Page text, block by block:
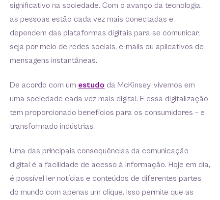
significativo na sociedade. Com o avanço da tecnologia,
as pessoas estão cada vez mais conectadas e
dependem das plataformas digitais para se comunicar,
seja por meio de redes sociais, e-mails ou aplicativos de
mensagens instantâneas.
De acordo com um estudo da McKinsey, vivemos em
uma sociedade cada vez mais digital. E essa digitalização
tem proporcionado benefícios para os consumidores – e
transformado indústrias.
Uma das principais consequências da comunicação
digital é a facilidade de acesso à informação. Hoje em dia,
é possível ler notícias e conteúdos de diferentes partes
do mundo com apenas um clique. Isso permite que as